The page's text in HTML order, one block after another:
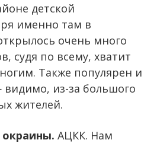
детской
именно там в
очень много
судя по всему, хватит
Также популярен и
из-за большого
жителей.
АЦКК. Нам